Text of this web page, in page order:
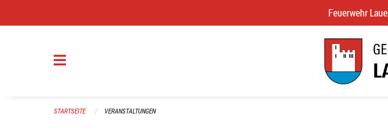
Feuerwehr
STARTSEITE VERANSTALTUNGEN